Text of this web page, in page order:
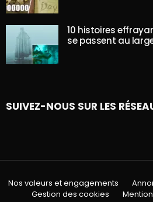
10 histoires
se passent au
SUIVEZ-NOUS SUR LES
Nos valeurs et engagements
Gestion des cookies